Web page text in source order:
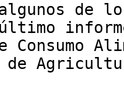
de
Consumo